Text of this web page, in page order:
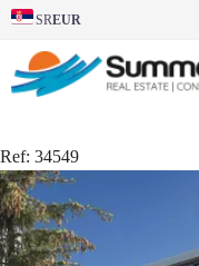
SREUR
Ref: 34549